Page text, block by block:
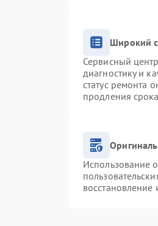
Широкий
Сервисный
диагностику и
статус ремонта
продления
Использование